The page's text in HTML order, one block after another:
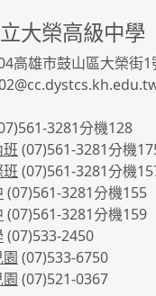
大榮高級中學
高雄市鼓山區大榮街1
3281分機128
(07)561-3281分機
(07)561-3281分機
(07)561-3281分機155
(07)561-3281分機159
(07)533-2450
(07)533-6750
(07)521-0367